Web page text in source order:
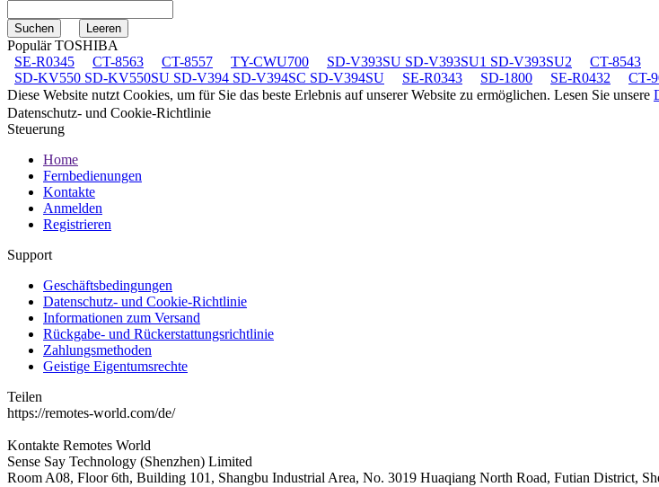
Populär TOSHIBA
SE-R0345
CT-8563 CT-8557 TY-CWU700 SD-V393SU SD-V393SU1 SD-V393SU2 CT-8543
SD-KV550 SD-KV550SU SD-V394 SD-V394SC SD-V394SU
SE-R0343 SD-1800 SE-R0432
CT-
Diese Website nutzt Cookies, um für Sie das beste Erlebnis auf unserer Website zu ermöglichen. Lesen Sie unsere
Datenschutz- und Cookie-Richtlinie
Steuerung
Home
Fernbedienungen
Kontakte
Anmelden
Registrieren
Support
Geschäftsbedingungen
Datenschutz- und Cookie-Richtlinie
Informationen zum Versand
Rückgabe- und Rückerstattungsrichtlinie
Zahlungsmethoden
Geistige Eigentumsrechte
Teilen
https://remotes-world.com/de/
Kontakte Remotes World
Sense Say Technology (Shenzhen) Limited
Room A08, Floor 6th, Building 101, Shangbu Industrial Area, No. 3019 Huaqiang North Road, Futian District,